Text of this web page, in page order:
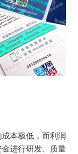
本极低，而利润
进行研发、质量